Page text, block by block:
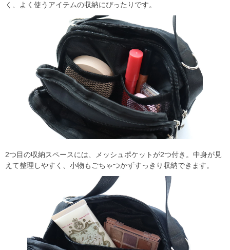
く、よく使うアイテムの収納にぴったりです。
2つ目の収納スペースには、メッシュポケットが2つ付き。中身が見
えて整理しやすく、小物もごちゃつかずすっきり収納できます。